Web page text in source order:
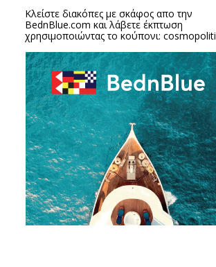
Κλείστε διακόπες με σκάφος απο την
BednBlue.com και λάβετε έκπτωση
χρησιμοποιώντας το κούπονι: cosmopoliti